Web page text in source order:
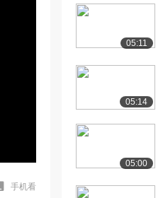
手机看
05:11
05:14
05:00